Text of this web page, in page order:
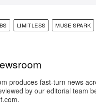
LIMITLESS MUSE SPARK
produces fast-turn news
by our editorial team